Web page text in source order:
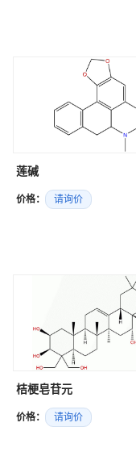
莲碱
价格： 请询价
桔梗皂苷元
价格： 请询价